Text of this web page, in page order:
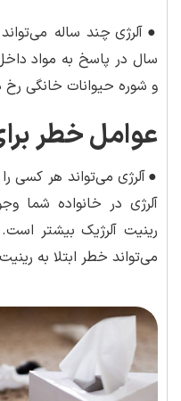
●آلرژی چند ساله
سال در پاسخ به مواد
و شوره حیوانات خانگی
عوامل خطر
●آلرژی می‌تواند هر کسی
آلرژی در خانواده شما
رینیت آلرژیک بیشتر
می‌تواند خطر ابتلا به